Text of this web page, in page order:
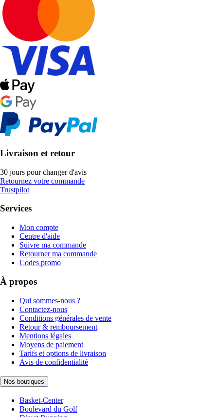
Livraison et retour
30 jours pour changer d'avis
Retournez votre commande
Trustpilot
Services
Mon compte
Centre d'aide
Suivre ma commande
Retourner ma commande
Codes promo
À propos
Qui sommes-nous ?
Contactez-nous
Conditions générales de vente
Retour & remboursement
Mentions légales
Moyens de paiement
Tarifs et options de livraison
Avis de confidentialité
Nos boutiques
Basket-Center
Boulevard du Golf